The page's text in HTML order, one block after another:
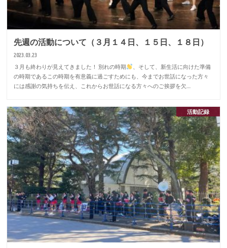
先週の活動について（３月１４日、１５日、１８日）
2023.03.23
３月も終わりが見えてきました！ 別れの時期
、そして、新生活に向けた準備
の時期であるこの時期を有意義に過ごすためにも、今までお世話になった方々
には感謝の気持ちを伝え、これからお世話になる方々へのご挨拶を欠…
活動記録